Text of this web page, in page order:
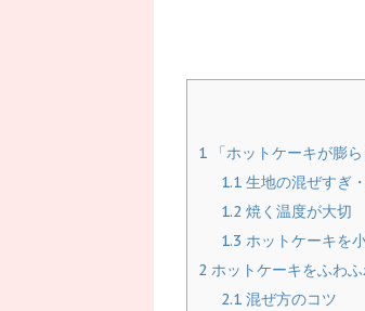
1 「ホットケーキが膨
1.1 生地の混ぜすぎ
1.2 焼く温度が大切
1.3 ホットケーキを
2 ホットケーキをふわ
2.1 混ぜ方のコツ